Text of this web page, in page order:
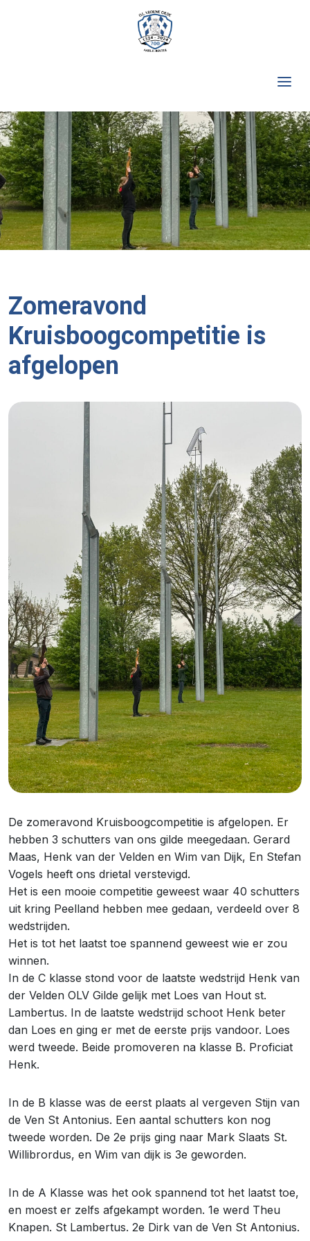
Zomeravond
Kruisboogcompetitie is
afgelopen
De zomeravond Kruisboogcompetitie is afgelopen. Er
hebben 3 schutters van ons gilde meegedaan. Gerard
Maas, Henk van der Velden en Wim van Dijk, En Stefan
Vogels heeft ons drietal verstevigd.
Het is een mooie competitie geweest waar 40 schutters
uit kring Peelland hebben mee gedaan, verdeeld over 8
wedstrijden.
Het is tot het laatst toe spannend geweest wie er zou
winnen.
In de C klasse stond voor de laatste wedstrijd Henk van
der Velden OLV Gilde gelijk met Loes van Hout st.
Lambertus. In de laatste wedstrijd schoot Henk beter
dan Loes en ging er met de eerste prijs vandoor. Loes
werd tweede. Beide promoveren na klasse B. Proficiat
Henk.
In de B klasse was de eerst plaats al vergeven Stijn van
de Ven St Antonius. Een aantal schutters kon nog
tweede worden. De 2e prijs ging naar Mark Slaats St.
Willibrordus, en Wim van dijk is 3e geworden.
In de A Klasse was het ook spannend tot het laatst toe,
en moest er zelfs afgekampt worden. 1e werd Theu
Knapen. St Lambertus. 2e Dirk van de Ven St Antonius.